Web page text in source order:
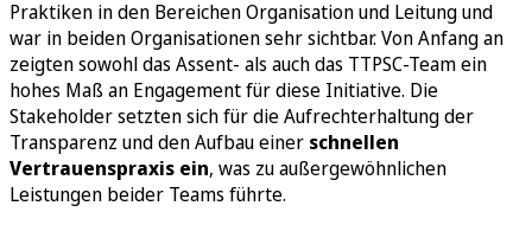
Praktiken in den Bereichen Organisation und Leitung und
war in beiden Organisationen sehr sichtbar. Von Anfang an
zeigten sowohl das Assent- als auch das TTPSC-Team ein
hohes Maß an Engagement für diese Initiative. Die
Stakeholder setzten sich für die Aufrechterhaltung der
Transparenz und den Aufbau einer schnellen
Vertrauenspraxis ein, was zu außergewöhnlichen
Leistungen beider Teams führte.